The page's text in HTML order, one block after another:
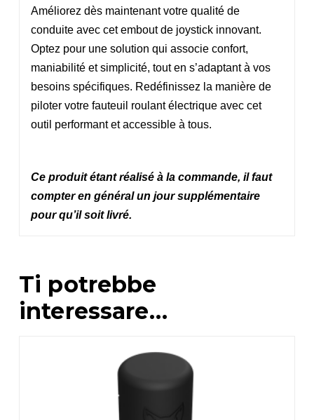
Améliorez dès maintenant votre qualité de
conduite avec cet embout de joystick innovant.
Optez pour une solution qui associe confort,
maniabilité et simplicité, tout en s’adaptant à vos
besoins spécifiques. Redéfinissez la manière de
piloter votre fauteuil roulant électrique avec cet
outil performant et accessible à tous.
Ce produit étant réalisé à la commande, il faut
compter en général un jour supplémentaire
pour qu’il soit livré.
Ti potrebbe
interessare…